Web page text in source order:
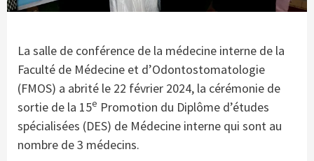
La salle de conférence de la médecine interne de la
Faculté de Médecine et d’Odontostomatologie
(FMOS) a abrité le 22 février 2024, la cérémonie de
sortie de la 15e Promotion du Diplôme d’études
spécialisées (DES) de Médecine interne qui sont au
nombre de 3 médecins.